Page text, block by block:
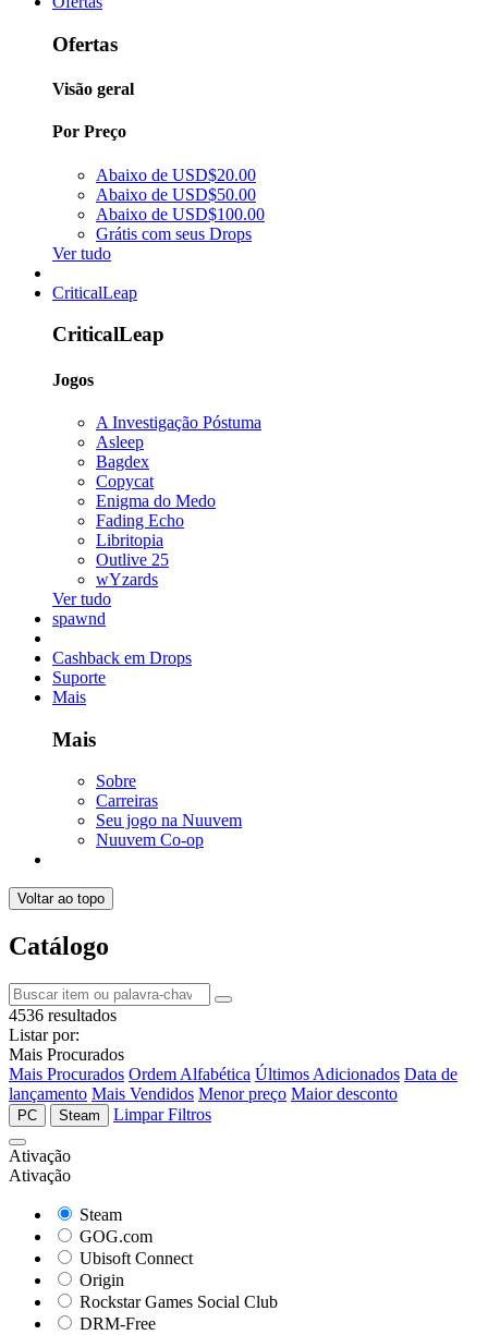
Ofertas
Visão geral
Por Preço
Abaixo de USD$20.00
Abaixo de USD$50.00
Abaixo de USD$100.00
Grátis com seus Drops
Ver tudo
CriticalLeap
CriticalLeap
Jogos
A Investigação Póstuma
Asleep
Bagdex
Copycat
Enigma do Medo
Fading Echo
Libritopia
Outlive 25
wYzards
Ver tudo
spawnd
Cashback em Drops
Suporte
Mais
Mais
Sobre
Carreiras
Seu jogo na Nuuvem
Nuuvem Co-op
Voltar ao topo
Catálogo
4536 resultados
Listar por:
Mais Procurados
Mais Procurados Ordem Alfabética Últimos Adicionados Data de
lançamento Mais Vendidos Menor preço Maior desconto
PC Steam Limpar Filtros
Ativação
Ativação
Steam
GOG.com
Ubisoft Connect
Origin
Rockstar Games Social Club
DRM-Free